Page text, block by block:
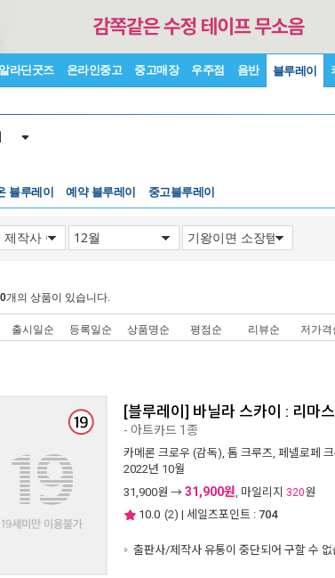
라딘굿즈 온라인중고 중고매장 우주점 음반 블루레이
블루레이 예약 블루레이 중고블루레이
개의 상품이 있습니다.
출시일순 등록일순 상품명순 평점순 리뷰순 저가격
[블루레이] 바닐라 스카이 : 리마
- 아트카드 1종
카메론 크로우 (감독), 톰 크루즈, 페넬로페
2022년 10월
31,900원 → 31,900원, 마일리지 320원
10.0 (2) | 세일즈포인트 : 704
출판사/제작사 유통이 중단되어 구할 수 없